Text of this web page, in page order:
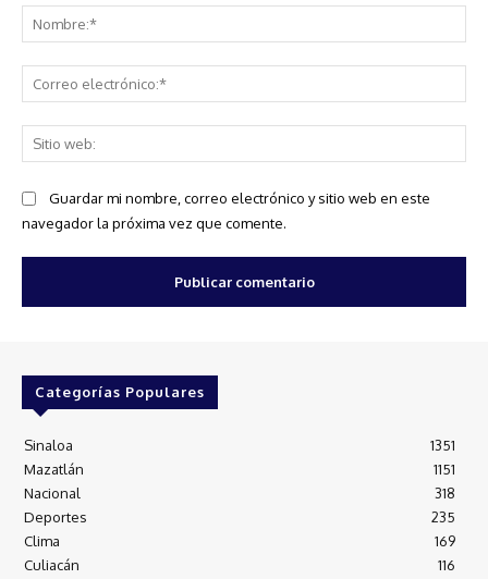
Guardar mi nombre, correo electrónico y sitio web en este
navegador la próxima vez que comente.
Categorías Populares
Sinaloa
1351
Mazatlán
1151
Nacional
318
Deportes
235
Clima
169
Culiacán
116